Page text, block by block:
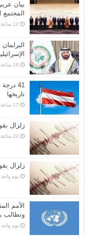
بيان
41
تاريخها
زلزال بقوة 6.2 درجة يضرب جنوب
زلزال بقوة 6.4 درجة يضرب
‏يوم
الأمم
وتطالب
‏يوم